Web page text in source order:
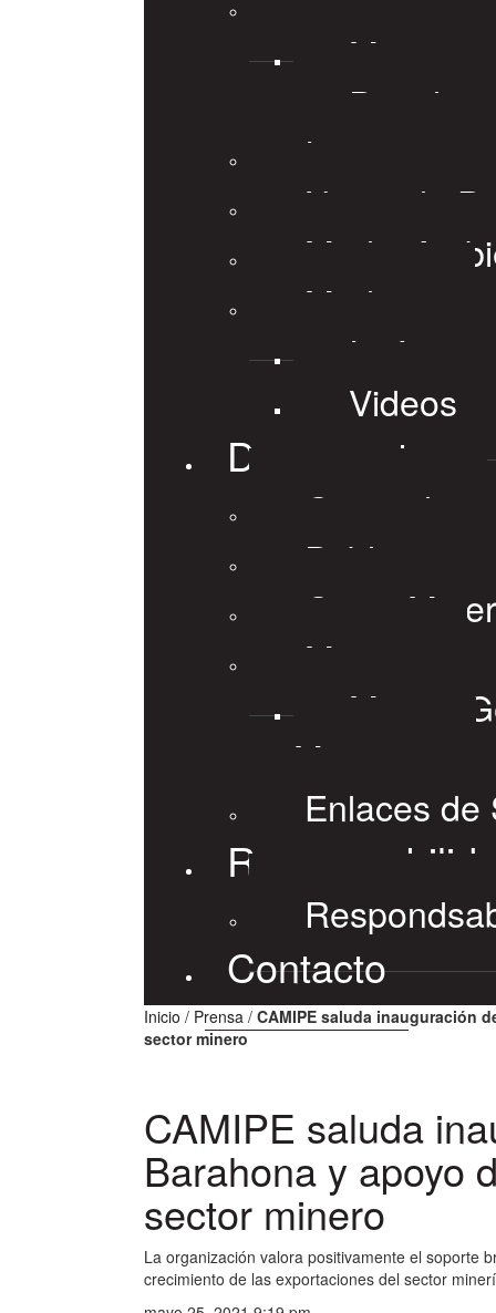
Minera
Petrolera
Notas de
Medio
Medios
Videos
Documentos
General
Guias
Mapas
Mapas
Mineros
Enlaces de
Contacto
Inicio / Prensa / CAMIPE saluda inauguración
sector minero
CAMIPE saluda
Barahona y apoyo
sector minero
La organización valora positivamente el soporte
crecimiento de las exportaciones del sector